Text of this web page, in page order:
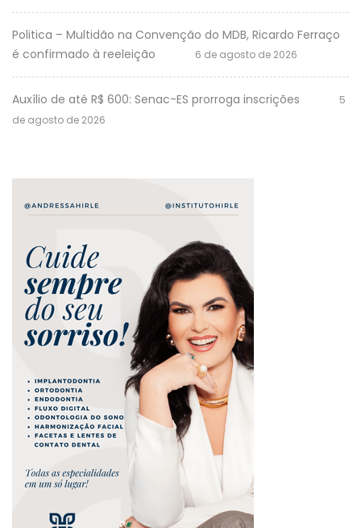
Politica – Multidão na Convenção do MDB, Ricardo Ferraço
é confirmado à reeleição
6 de agosto de 2026
Auxílio de até R$ 600: Senac-ES prorroga inscrições
5
de agosto de 2026